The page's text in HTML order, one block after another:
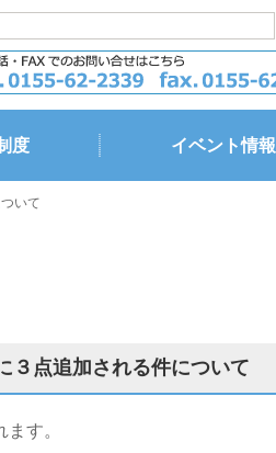
度 イベント情報
いて
３点追加される件について
す。